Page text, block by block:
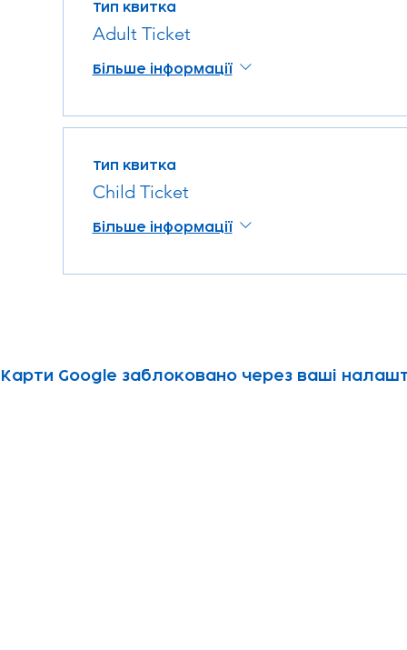
Тип квитка
Adult Ticket
Більше інформації
Тип квитка
Child Ticket
Більше інформації
Карти Google заблоковано через ваші